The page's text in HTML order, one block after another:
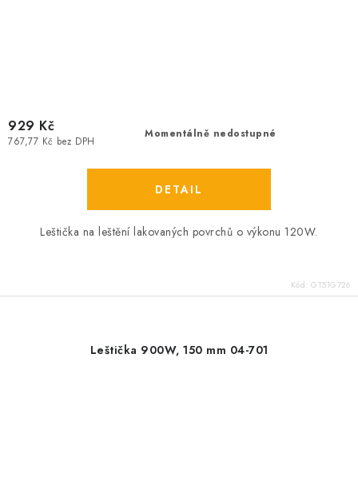
Momentálně nedostupné
767,77 Kč bez DPH
929 Kč
Leštička na leštění lakovaných povrchů o výkonu 120W.
Kód: GT51G726
Leštička 900W, 150 mm 04-701